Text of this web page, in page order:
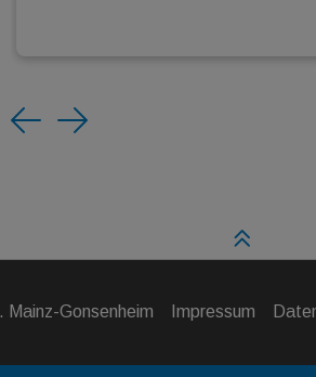
Previous
Next
Mainz-Gonsenheim Impressum